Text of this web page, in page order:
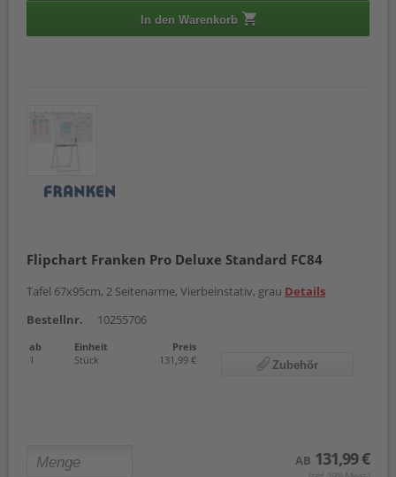
In den Warenkorb
Flipchart Franken Pro Deluxe Standard FC84
Tafel 67x95cm, 2 Seitenarme, Vierbeinstativ, grau Details
Bestellnr.
10255706
ab Einheit
Preis
1
Stück 131,99 € Zubehör
AB 131,99 €